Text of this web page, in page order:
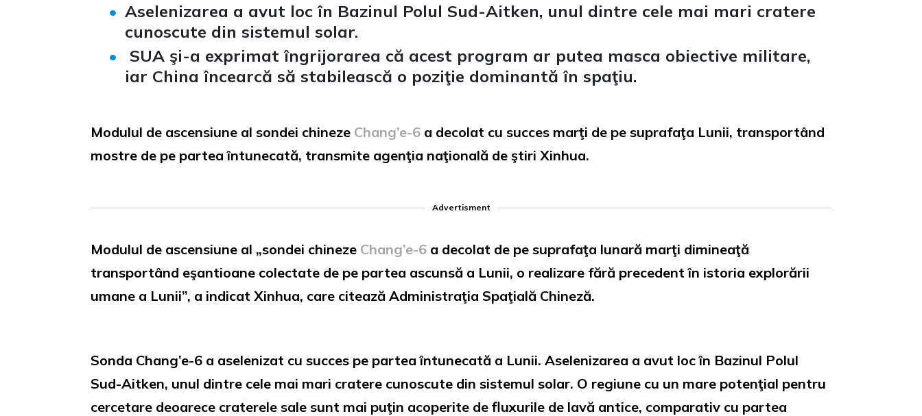
Aselenizarea a avut loc în Bazinul Polul Sud-Aitken, unul dintre cele mai mari cratere
cunoscute din sistemul solar.
SUA şi-a exprimat îngrijorarea că acest program ar putea masca obiective militare,
iar China încearcă să stabilească o poziţie dominantă în spaţiu.
Modulul de ascensiune al sondei chineze Chang’e-6 a decolat cu succes marţi de pe suprafaţa Lunii, transportând
mostre de pe partea întunecată, transmite agenţia naţională de ştiri Xinhua.
Advertisment
Modulul de ascensiune al „sondei chineze Chang’e-6 a decolat de pe suprafaţa lunară marţi dimineaţă
transportând eşantioane colectate de pe partea ascunsă a Lunii, o realizare fără precedent în istoria explorării
umane a Lunii”, a indicat Xinhua, care citează Administraţia Spaţială Chineză.
Sonda Chang’e-6 a aselenizat cu succes pe partea întunecată a Lunii. Aselenizarea a avut loc în Bazinul Polul
Sud-Aitken, unul dintre cele mai mari cratere cunoscute din sistemul solar. O regiune cu un mare potenţial pentru
cercetare deoarece craterele sale sunt mai puţin acoperite de fluxurile de lavă antice, comparativ cu partea